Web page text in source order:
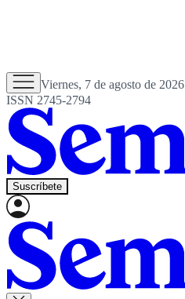
Viernes, 7 de agosto de 2026
ISSN 2745-2794
Suscríbete